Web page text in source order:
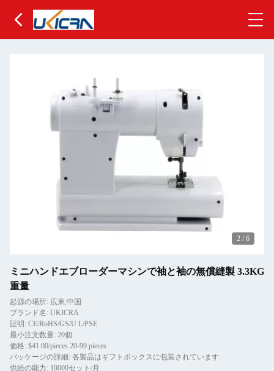
2 / 6
ミニハンドエブローダーマシンで袖と袖の無償縫製 3.3KG
重量
起源の場所: 広東,中国
ブランド名: UKICRA
証明: CE/RoHS/GS/U L/PSE
最小注文数量: 20個
価格: $41.00/pieces 20-99 pieces
パッケージの詳細: 各製品はギフトボックスに包装されています.
供給の能力: 10000セット/月